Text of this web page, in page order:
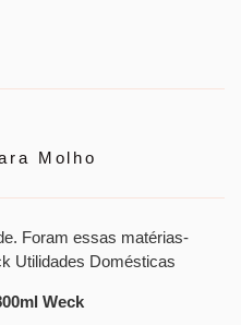
Molho
Foram essas matérias-
Utilidades Domésticas
Weck